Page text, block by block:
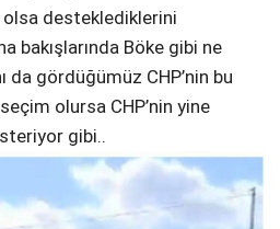
olsa desteklediklerini
bakışlarında Böke gibi ne
da gördüğümüz CHP’nin bu
olursa CHP’nin yine
gibi..